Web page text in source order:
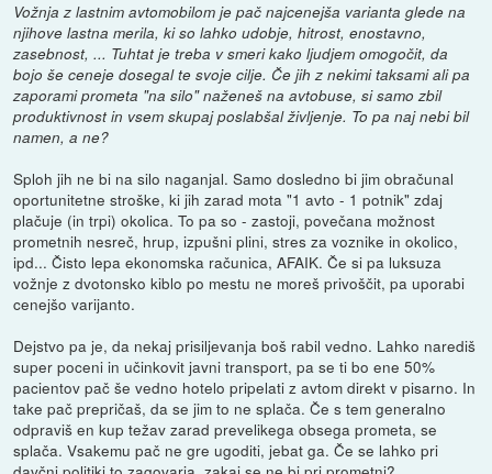
Vožnja z lastnim avtomobilom je pač najcenejša varianta glede na
njihove lastna merila, ki so lahko udobje, hitrost, enostavno,
zasebnost, ... Tuhtat je treba v smeri kako ljudjem omogočit, da
bojo še ceneje dosegal te svoje cilje. Če jih z nekimi taksami ali pa
zaporami prometa "na silo" naženeš na avtobuse, si samo zbil
produktivnost in vsem skupaj poslabšal življenje. To pa naj nebi bil
namen, a ne?
Sploh jih ne bi na silo naganjal. Samo dosledno bi jim obračunal
oportunitetne stroške, ki jih zarad mota "1 avto - 1 potnik" zdaj
plačuje (in trpi) okolica. To pa so - zastoji, povečana možnost
prometnih nesreč, hrup, izpušni plini, stres za voznike in okolico,
ipd... Čisto lepa ekonomska računica, AFAIK. Če si pa luksuza
vožnje z dvotonsko kiblo po mestu ne moreš privoščit, pa uporabi
cenejšo varijanto.
Dejstvo pa je, da nekaj prisiljevanja boš rabil vedno. Lahko narediš
super poceni in učinkovit javni transport, pa se ti bo ene 50%
pacientov pač še vedno hotelo pripelati z avtom direkt v pisarno. In
take pač prepričaš, da se jim to ne splača. Če s tem generalno
odpraviš en kup težav zarad prevelikega obsega prometa, se
splača. Vsakemu pač ne gre ugoditi, jebat ga. Če se lahko pri